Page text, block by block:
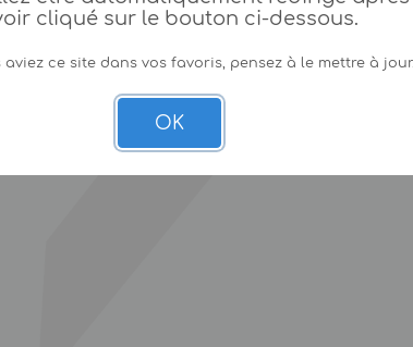
cliqué sur le bouton ci-dessous.
aviez ce site dans vos favoris, pensez à le mettre à
OK